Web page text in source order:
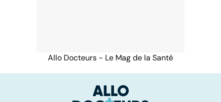
Allo Docteurs - Le Mag de la Santé